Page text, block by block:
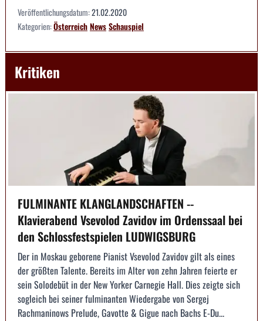
Veröffentlichungsdatum:21.02.2020
Kategorien:ÖsterreichNewsSchauspiel
Kritiken
FULMINANTE KLANGLANDSCHAFTEN --
Klavierabend Vsevolod Zavidov im Ordenssaal bei
den Schlossfestspielen LUDWIGSBURG
Der in Moskau geborene Pianist Vsevolod Zavidov gilt als eines
der größten Talente. Bereits im Alter von zehn Jahren feierte er
sein Solodebüt in der New Yorker Carnegie Hall. Dies zeigte sich
sogleich bei seiner fulminanten Wiedergabe von Sergej
Rachmaninows Prelude, Gavotte & Gigue nach Bachs E-Du...